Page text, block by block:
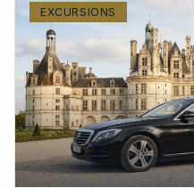
EXCURSIONS